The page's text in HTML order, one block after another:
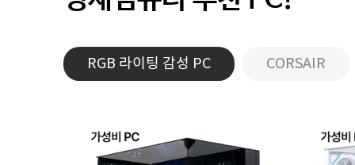
RGB 라이팅 감성 PC CORSAIR